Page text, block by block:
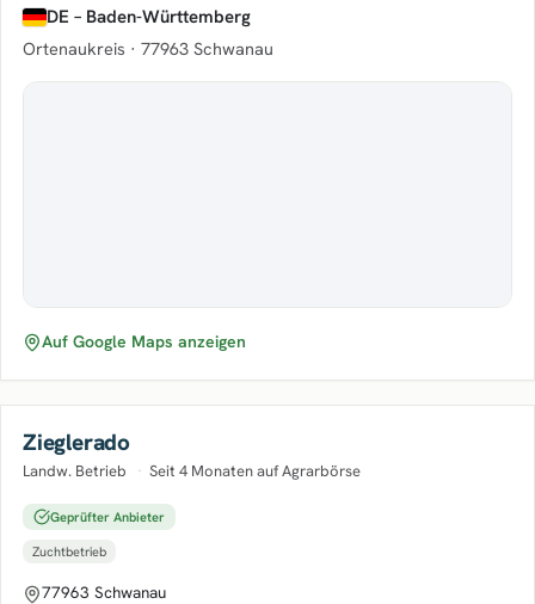
DE – Baden-Württemberg
Ortenaukreis · 77963 Schwanau
Auf Google Maps anzeigen
Zieglerado
Landw. Betrieb · Seit 4 Monaten auf Agrarbörse
Geprüfter Anbieter
Zuchtbetrieb
77963 Schwanau